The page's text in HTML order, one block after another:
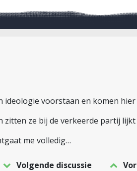
ideologie voorstaan en komen
zitten ze bij de verkeerde partij lijkt
me volledig…
Volgende discussie